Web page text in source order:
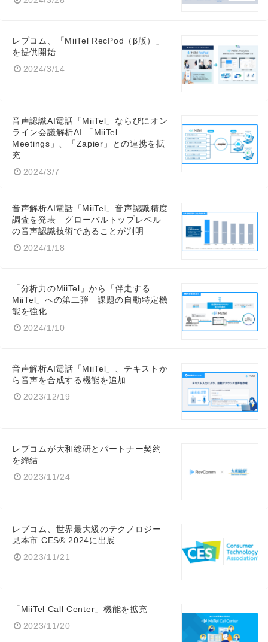
レブコム、「MiiTel RecPod（β版）」
を提供開始
2024/3/14
音声認識AI電話「MiiTel」ならびにオン
ライン会議解析AI 「MiiTel
Meetings」、「Zapier」との連携を拡
充
2024/3/7
音声解析AI電話「MiiTel」音声認識精度
調査を発表 グローバルトップレベル
の音声認識技術であることが判明
2024/1/18
「分析力のMiiTel」から「伴走する
MiiTel」への第二弾 課題の自動特定機
能を強化
2024/1/10
音声解析AI電話「MiiTel」、テキストか
ら音声を合成する機能を追加
2023/12/19
レブコムが大和総研とパートナー契約
を締結
2023/11/24
レブコム、世界最大級のテクノロジー
見本市 CES® 2024に出展
2023/11/21
「MiiTel Call Center」機能を拡充
2023/11/20